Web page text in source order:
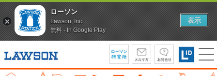
ローソン
Lawson, Inc.
無料 - In Google Play
表示